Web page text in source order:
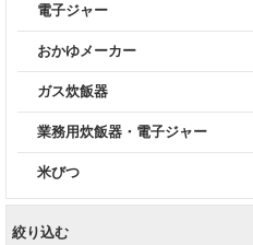
電子ジャー
おかゆメーカー
ガス炊飯器
業務用炊飯器・電子ジャー
米びつ
絞り込む